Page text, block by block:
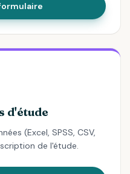
d'étude
(Excel, SPSS, CSV,
de l'étude.